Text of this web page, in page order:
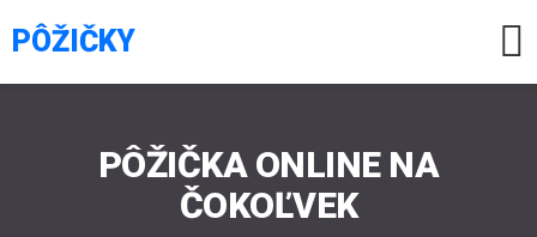
PÔŽIČKY 
PÔŽIČKA ONLINE NA
ČOKOĽVEK